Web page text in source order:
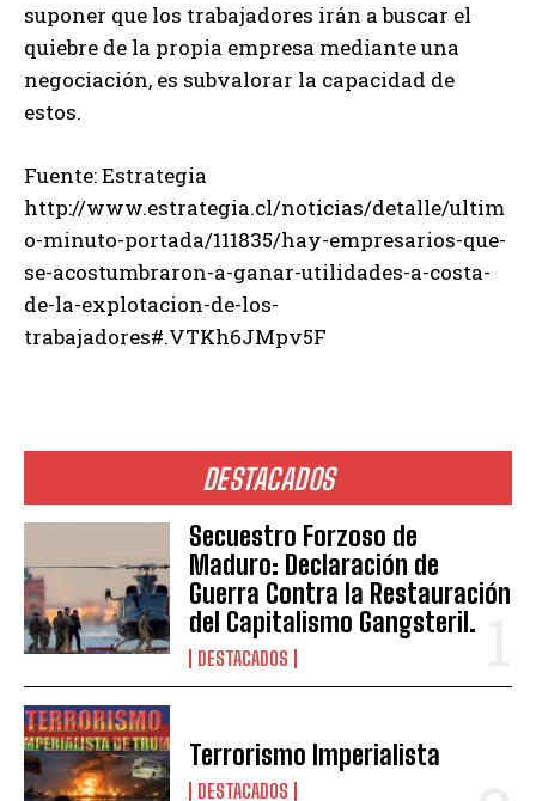
DESTACADOS
Secuestro Forzoso de
Maduro: Declaración de
Guerra Contra la Restauración
del Capitalismo Gangsteril.
DESTACADOS
Terrorismo Imperialista
DESTACADOS
suponer que los trabajadores irán a buscar el
quiebre de la propia empresa mediante una
negociación, es subvalorar la capacidad de
estos.
Fuente: Estrategia
http://www.estrategia.cl/noticias/detalle/ultim
o-minuto-portada/111835/hay-empresarios-que-
se-acostumbraron-a-ganar-utilidades-a-costa-
de-la-explotacion-de-los-
trabajadores#.VTKh6JMpv5F